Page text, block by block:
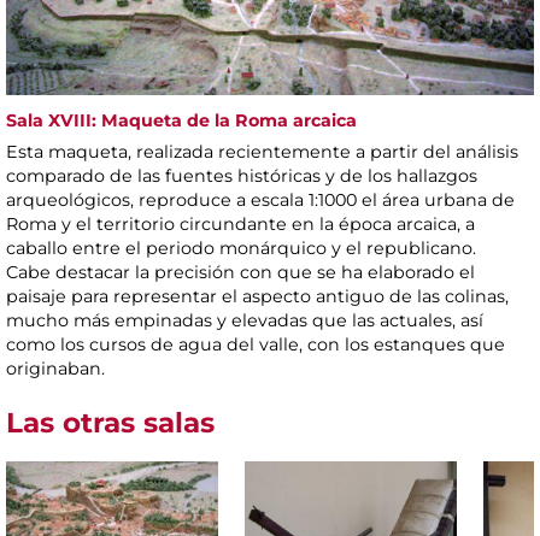
Sala XVIII: Maqueta de la Roma arcaica
Esta maqueta, realizada recientemente a partir del análisis
comparado de las fuentes históricas y de los hallazgos
arqueológicos, reproduce a escala 1:1000 el área urbana de
Roma y el territorio circundante en la época arcaica, a
caballo entre el periodo monárquico y el republicano.
Cabe destacar la precisión con que se ha elaborado el
paisaje para representar el aspecto antiguo de las colinas,
mucho más empinadas y elevadas que las actuales, así
como los cursos de agua del valle, con los estanques que
originaban.
Las otras salas